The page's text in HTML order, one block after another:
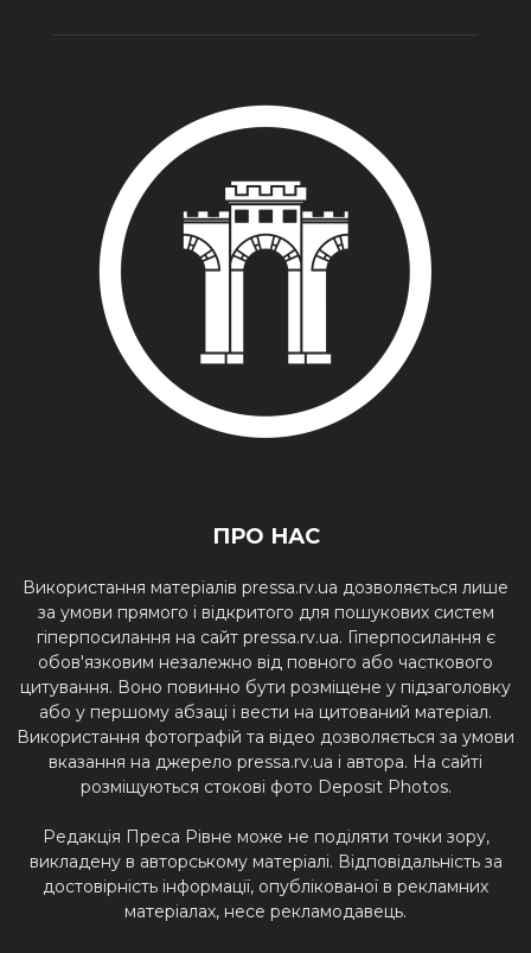
ПРО НАС
Використання матеріалів pressa.rv.ua дозволяється лише
за умови прямого і відкритого для пошукових систем
гіперпосилання на сайт pressa.rv.ua. Гіперпосилання є
обов'язковим незалежно від повного або часткового
цитування. Воно повинно бути розміщене у підзаголовку
або у першому абзаці і вести на цитований матеріал.
Використання фотографій та відео дозволяється за умови
вказання на джерело pressa.rv.ua і автора. На сайті
розміщуються стокові фото Deposit Photos.
Редакція Преса Рівне може не поділяти точки зору,
викладену в авторському матеріалі. Відповідальність за
достовірність інформації, опублікованої в рекламних
матеріалах, несе рекламодавець.